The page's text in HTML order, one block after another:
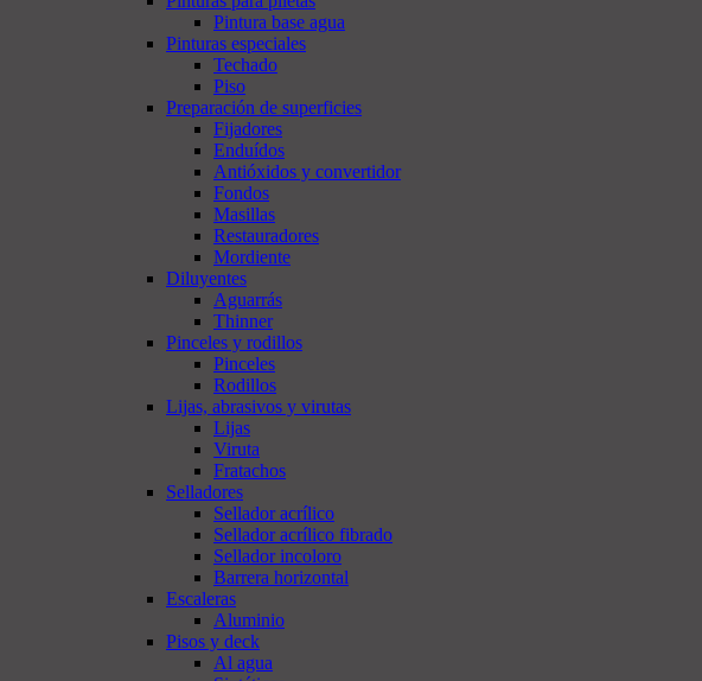
Pintura base agua
Pinturas especiales
Techado
Piso
Preparación de superficies
Fijadores
Enduídos
Antióxidos y convertidor
Fondos
Masillas
Restauradores
Mordiente
Diluyentes
Aguarrás
Thinner
Pinceles y rodillos
Pinceles
Rodillos
Lijas, abrasivos y virutas
Lijas
Viruta
Fratachos
Selladores
Sellador acrílico
Sellador acrílico fibrado
Sellador incoloro
Barrera horizontal
Escaleras
Aluminio
Pisos y deck
Al agua